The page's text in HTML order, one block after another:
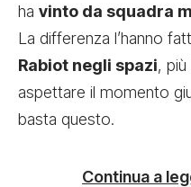
ha vinto da squadra
La differenza l’hanno
Rabiot negli spazi, più
aspettare il momento
basta questo.
Continua a